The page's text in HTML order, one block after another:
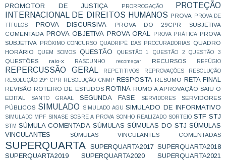
PROMOTOR DE JUSTIÇA PRORROGAÇÃO
PROTEÇÃO
INTERNACIONAL DE DIREITOS HUMANOS PROVA
PROVA DE
TÍTULOS
PROVA DISCURSIVA
PROVA DO 29CPR SUBJETIVA
COMENTADA PROVA OBJETIVA PROVA ORAL PROVA PRÁTICA PROVA
SUBJETIVA
PRÓXIMO CONCURSO QUADRIPÉ DAS PROCURADORIAS
QUADRO
HORÁRIO
QUEM SOMOS QUESTÃO QUESTÃO 1 QUESTÃO 2 QUESTÃO 3
QUESTÕES raio-x RASCUNHO recomeçar RECURSOS REFÚGIO
REPERCUSSÃO GERAL REPETITIVOS REPROVAÇÕES
RESOLUÇÃO
RESOLUÇÃO 29º CPR
RESOLUÇÃO CNMP RESPOSTA RESUMO RETA FINAL
REVISÃO ROTEIRO DE ESTUDOS ROTINA RUMO A APROVAÇÃO SAIU O
EDITAL
SANTO GRAAL SEGUNDA FASE SERVIDORES
SERVIDORES
PÚBLICOS SIMULADO SIMULADO AGU SIMULADO DE INFORMATIVO
SIMULADO MPF SINASE SOBRE A PROVA SONHO REALIZADO SORTEIO STF STJ
STM SÚMULA COMENTADA SÚMULAS SÚMULAS DO STJ SÚMULAS
VINCULANTES
SÚMULAS VINCULANTES COMENTADAS
SUPERQUARTA SUPERQUARTA2017 SUPERQUARTA2018
SUPERQUARTA2019
SUPERQUARTA2020
SUPERQUARTA2021